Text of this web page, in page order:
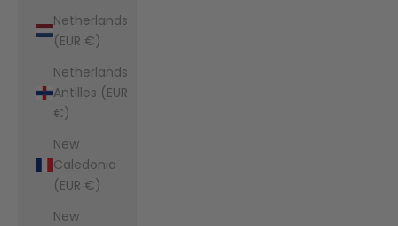
Netherlands
(EUR €)
Netherlands
Antilles (EUR
€)
New
Caledonia
(EUR €)
New